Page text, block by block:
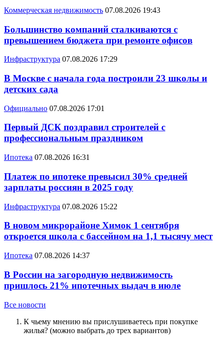
Коммерческая недвижимость 07.08.2026 19:43
Большинство компаний сталкиваются с
превышением бюджета при ремонте офисов
Инфраструктура 07.08.2026 17:29
В Москве с начала года построили 23 школы и
детских сада
Официально 07.08.2026 17:01
Первый ДСК поздравил строителей с
профессиональным праздником
Ипотека 07.08.2026 16:31
Платеж по ипотеке превысил 30% средней
зарплаты россиян в 2025 году
Инфраструктура 07.08.2026 15:22
В новом микрорайоне Химок 1 сентября
откроется школа с бассейном на 1,1 тысячу мест
Ипотека 07.08.2026 14:37
В России на загородную недвижимость
пришлось 21% ипотечных выдач в июле
Все новости
К чьему мнению вы прислушиваетесь при покупке
жилья? (можно выбрать до трех вариантов)